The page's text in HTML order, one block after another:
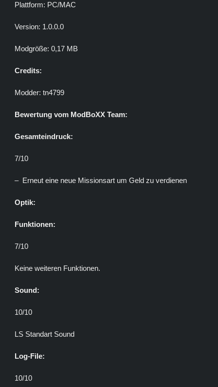
Plattform: PC/MAC
Version: 1.0.0.0
Modgröße: 0,17 MB
Credits:
Modder: tn4799
Bewertung vom ModBoXX Team:
Gesamteindruck:
7/10
– Erneut eine neue Missionsart um Geld zu verdienen
Optik:
Funktionen:
7/10
Keine weiteren Funktionen.
Sound:
10/10
LS Standart Sound
Log-File:
10/10